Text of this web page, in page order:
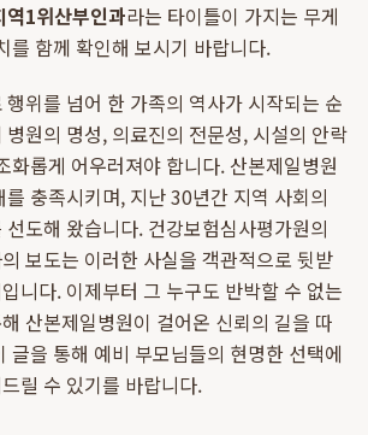
역1위산부인과라는 타이틀이 가지는 무게
를 함께 확인해 보시기 바랍니다.
위를 넘어 한 가족의 역사가 시작되는 순
원의 명성, 의료진의 전문성, 시설의 안락
화롭게 어우러져야 합니다. 산본제일병원
충족시키며, 지난 30년간 지역 사회의
도해 왔습니다. 건강보험심사평가원의
보도는 이러한 사실을 객관적으로 뒷받
니다. 이제부터 그 누구도 반박할 수 없는
산본제일병원이 걸어온 신뢰의 길을 따
글을 통해 예비 부모님들의 현명한 선택에
릴 수 있기를 바랍니다.